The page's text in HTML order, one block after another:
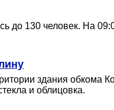
до 130 человек.
здания
и облицовка.